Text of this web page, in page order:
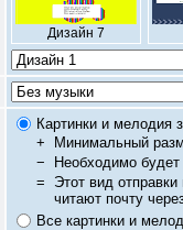
Дизайн 7
Картинки и мелодия
+
Минимальный
−
Необходимо будет
= Этот вид
читают почту
Все картинки и